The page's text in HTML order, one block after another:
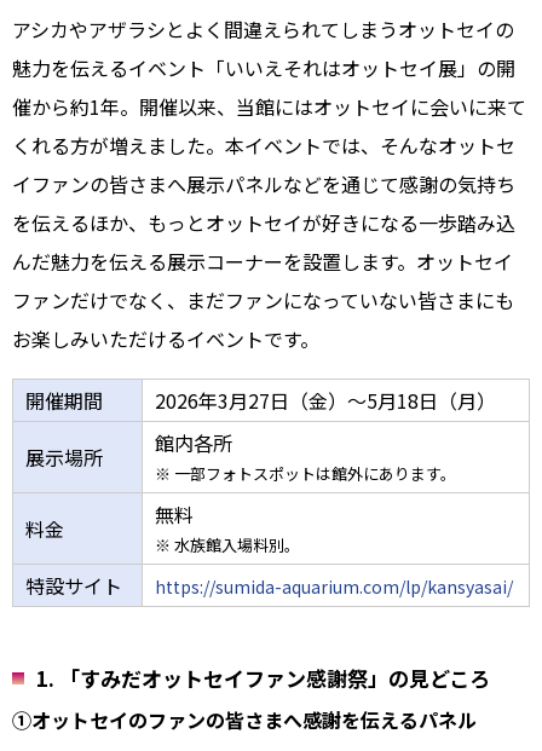
アシカやアザラシとよく間違えられてしまうオットセイの
魅力を伝えるイベント「いいえそれはオットセイ展」の開
催から約1年。開催以来、当館にはオットセイに会いに来て
くれる方が増えました。本イベントでは、そんなオットセ
イファンの皆さまへ展示パネルなどを通じて感謝の気持ち
を伝えるほか、もっとオットセイが好きになる一歩踏み込
んだ魅力を伝える展示コーナーを設置します。オットセイ
ファンだけでなく、まだファンになっていない皆さまにも
お楽しみいただけるイベントです。
開催期間
2026年3月27日（金）～5月18日（月）
展示場所
館内各所
※ 一部フォトスポットは館外にあります。
料金 無料
※ 水族館入場料別。
特設サイト https://sumida-aquarium.com/lp/kansyasai/
1. 「すみだオットセイファン感謝祭」の見どころ
①オットセイのファンの皆さまへ感謝を伝えるパネル